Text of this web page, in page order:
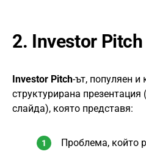
2. Investor
Investor Pitch-ът, популяен и
структуриранa презентация
слайда), която представя:
Проблема, който